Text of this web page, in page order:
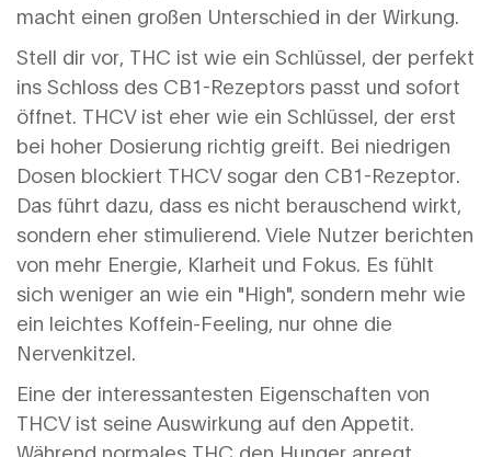
macht einen großen Unterschied in der Wirkung.
Stell dir vor, THC ist wie ein Schlüssel, der perfekt
ins Schloss des CB1-Rezeptors passt und sofort
öffnet. THCV ist eher wie ein Schlüssel, der erst
bei hoher Dosierung richtig greift. Bei niedrigen
Dosen blockiert THCV sogar den CB1-Rezeptor.
Das führt dazu, dass es nicht berauschend wirkt,
sondern eher stimulierend. Viele Nutzer berichten
von mehr Energie, Klarheit und Fokus. Es fühlt
sich weniger an wie ein "High", sondern mehr wie
ein leichtes Koffein-Feeling, nur ohne die
Nervenkitzel.
Eine der interessantesten Eigenschaften von
THCV ist seine Auswirkung auf den Appetit.
Während normales THC den Hunger anregt,